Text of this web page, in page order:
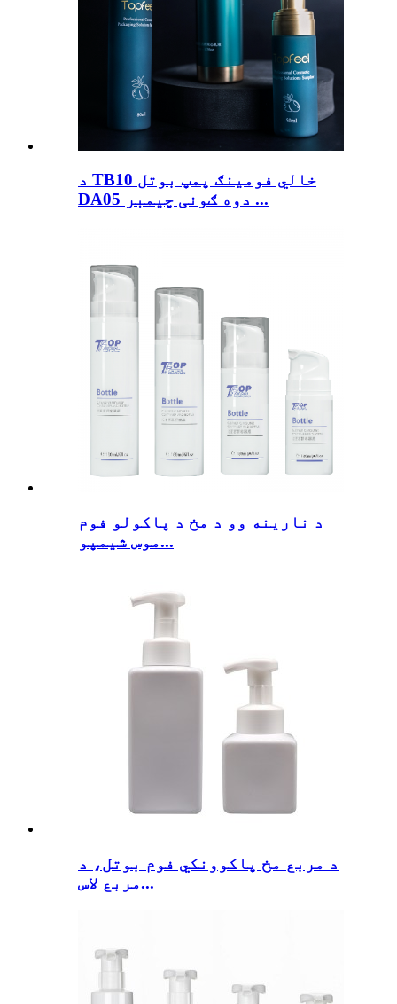
د TB10 خالي فومینګ پمپ بوتل
DA05 دوه ګونی چیمبر ...
د نارینه وو د مخ د پاکولو فوم
موس شیمپو...
د مربع مخ پاکوونکي فوم بوتل، د
مربع لاس...